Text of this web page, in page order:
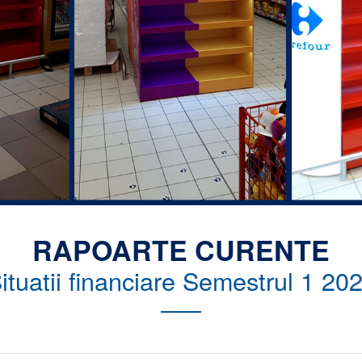
RAPOARTE CURENTE
financiare Semestrul 1